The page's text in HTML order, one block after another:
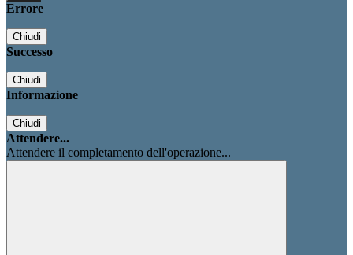
Errore
Chiudi
Successo
Chiudi
Informazione
Chiudi
Attendere...
Attendere il completamento dell'operazione...